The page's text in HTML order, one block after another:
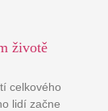
životě
celkového
lidí začne